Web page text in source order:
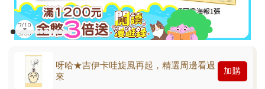
呀哈★吉伊卡哇旋風再起，精選周邊看過
來
加購